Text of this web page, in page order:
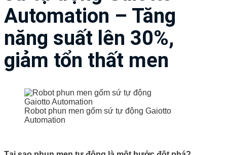
Automation – Tăng
năng suất lên 30%,
giảm tổn thất men
Robot phun men gốm sứ tự động Gaiotto
Automation